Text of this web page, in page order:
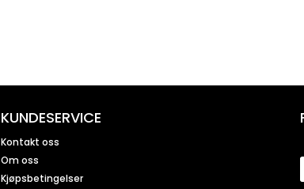
KUNDESERVICE
Kontakt oss
Om oss
Kjøpsbetingelser